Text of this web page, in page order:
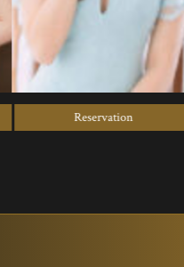
Reservation